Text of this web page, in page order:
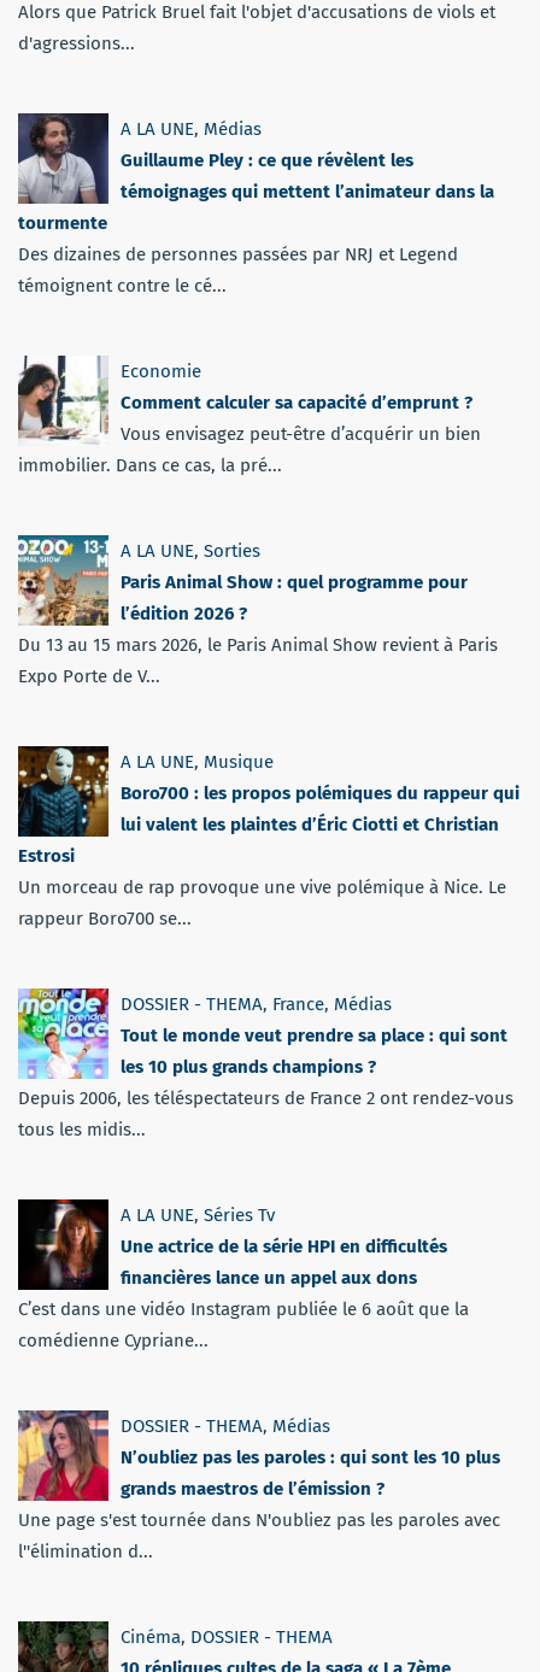
Alors que Patrick Bruel fait l'objet d'accusations de viols et
d'agressions...
A LA UNE, Médias
Guillaume Pley : ce que révèlent les
témoignages qui mettent l’animateur dans la
tourmente
Des dizaines de personnes passées par NRJ et Legend
témoignent contre le cé...
Economie
Comment calculer sa capacité d’emprunt ?
Vous envisagez peut-être d’acquérir un bien
immobilier. Dans ce cas, la pré...
A LA UNE, Sorties
Paris Animal Show : quel programme pour
l’édition 2026 ?
Du 13 au 15 mars 2026, le Paris Animal Show revient à Paris
Expo Porte de V...
A LA UNE, Musique
Boro700 : les propos polémiques du rappeur qui
lui valent les plaintes d’Éric Ciotti et Christian
Estrosi
Un morceau de rap provoque une vive polémique à Nice. Le
rappeur Boro700 se...
DOSSIER - THEMA, France, Médias
Tout le monde veut prendre sa place : qui sont
les 10 plus grands champions ?
Depuis 2006, les téléspectateurs de France 2 ont rendez-vous
tous les midis...
A LA UNE, Séries Tv
Une actrice de la série HPI en difficultés
financières lance un appel aux dons
C’est dans une vidéo Instagram publiée le 6 août que la
comédienne Cypriane...
DOSSIER - THEMA, Médias
N’oubliez pas les paroles : qui sont les 10 plus
grands maestros de l’émission ?
Une page s'est tournée dans N'oubliez pas les paroles avec
l''élimination d...
Cinéma, DOSSIER - THEMA